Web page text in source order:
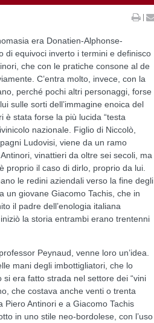
|
era Donatien-Alphonse-
di equivoci inverto i termini e definisco
che con le pratiche consone al de
C’entra molto, invece, con la
perché pochi altri personaggi, forse
sulle sorti dell’immagine enoica del
è stata forse la più lucida “testa
nazionale. Figlio di Niccolò,
Ludovisi, viene da un ramo
vinattieri da oltre sei secoli, ma
proprio il caso di dirlo, proprio da lui.
le redini aziendali verso la fine degli
un giovane Giacomo Tachis, che in
il padre dell’enologia italiana
la storia entrambi erano trentenni
Peynaud, venne loro un’idea.
mani degli imbottigliatori, che lo
era fatto strada nel settore dei “vini
che costava anche venti o trenta
Piero Antinori e a Giacomo Tachis
in uno stile neo-bordolese, con l’uso